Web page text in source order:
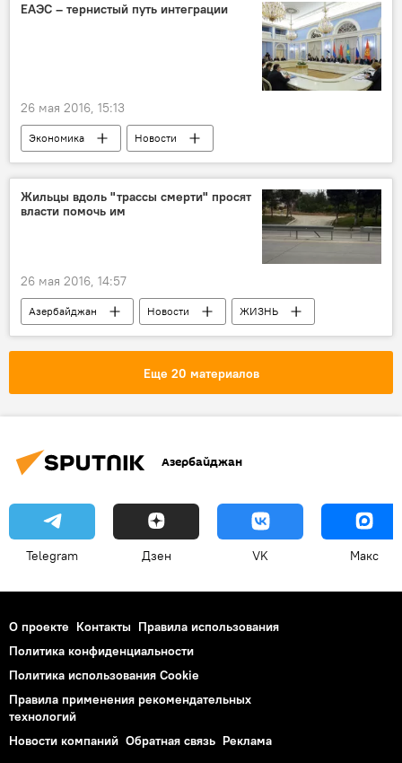
ЕАЭС – тернистый путь интеграции
26 мая 2016, 15:13
Экономика
Новости
Новости мира
Жильцы вдоль "трассы смерти" просят
власти помочь им
26 мая 2016, 14:57
Азербайджан Новости
ЖИЗНЬ
Абшерон
Сарай
Кямран Алиев
Еще 20 материалов
Азербайджан
Telegram Дзен VK Макс
О проекте Контакты Правила использования
Политика конфиденциальности
Политика использования Cookie
Правила применения рекомендательных
технологий
Новости компаний Обратная связь Реклама